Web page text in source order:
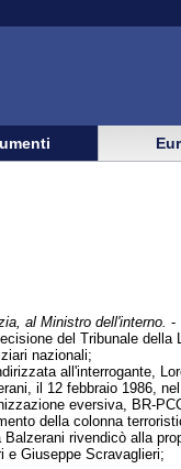
al Ministro dell'interno. -
del Tribunale
nazionali;
all'interrogante,
il 12 febbraio 1986,
eversiva, BR-
della colonna
rivendicò alla
e Giuseppe Scravaglieri;